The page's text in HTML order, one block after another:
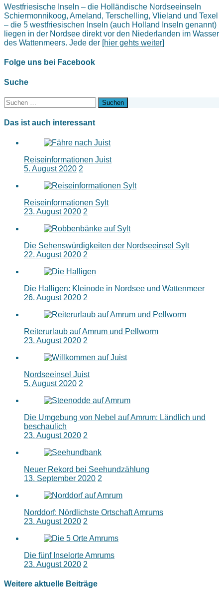
Westfriesische Inseln – die Holländische Nordseeinseln
Schiermonnikoog, Ameland, Terschelling, Vlieland und Texel
– die 5 westfriesischen Inseln (auch Holland Inseln genannt)
liegen in der Nordsee direkt vor den Niederlanden im Wasser
des Wattenmeers. Jede der [hier gehts weiter]
Folge uns bei Facebook
Suche
Suchen
nach:
Das ist auch interessant
Reiseinformationen Juist
5. August 2020 2
Reiseinformationen Sylt
23. August 2020 2
Die Sehenswürdigkeiten der Nordseeinsel Sylt
22. August 2020 2
Die Halligen: Kleinode in Nordsee und Wattenmeer
26. August 2020 2
Reiterurlaub auf Amrum und Pellworm
23. August 2020 2
Nordseeinsel Juist
5. August 2020 2
Die Umgebung von Nebel auf Amrum: Ländlich und
beschaulich
23. August 2020 2
Neuer Rekord bei Seehundzählung
13. September 2020 2
Norddorf: Nördlichste Ortschaft Amrums
23. August 2020 2
Die fünf Inselorte Amrums
23. August 2020 2
Weitere aktuelle Beiträge